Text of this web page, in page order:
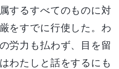
するすべてのものに対
をすでに行使した。わ
労力も払わず、目を留
わたしと話をするにも